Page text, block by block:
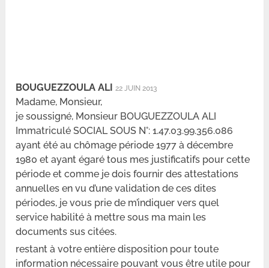
BOUGUEZZOULA ALI 22 JUIN 2013
Madame, Monsieur,
je soussigné, Monsieur BOUGUEZZOULA ALI
Immatriculé SOCIAL SOUS N°: 1.47.03.99.356.086
ayant été au chômage période 1977 à décembre
1980 et ayant égaré tous mes justificatifs pour cette
période et comme je dois fournir des attestations
annuelles en vu d’une validation de ces dites
périodes, je vous prie de m’indiquer vers quel
service habilité à mettre sous ma main les
documents sus citées.
restant à votre entière disposition pour toute
information nécessaire pouvant vous être utile pour